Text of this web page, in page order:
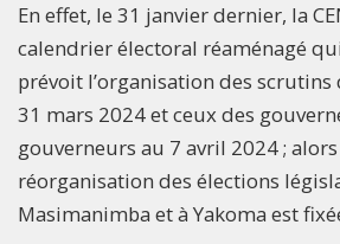
En effet, le 31 janvier dernier, la
calendrier électoral réaménagé qui
prévoit l’organisation des scrutins
31 mars 2024 et ceux des
gouverneurs au 7 avril 2024 ;
réorganisation des élections
Masimanimba et à Yakoma est